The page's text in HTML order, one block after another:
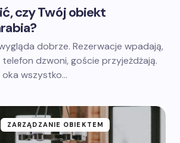
czy Twój obiekt
dobrze. Rezerwacje wpadają,
dzwoni, goście przyjeżdżają.
wszystko…
ZARZĄDZANIE OBIEKTEM